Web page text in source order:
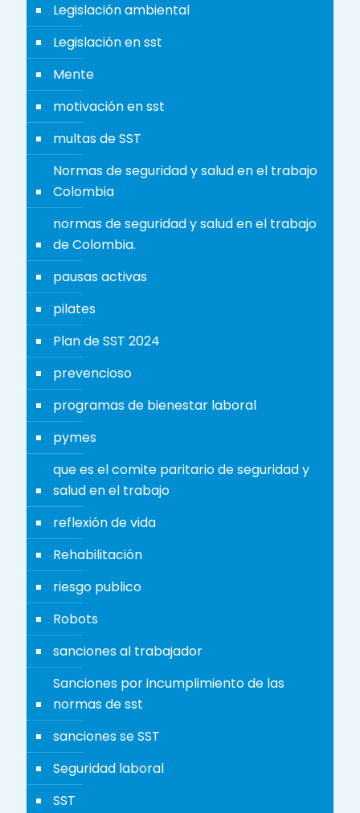
Legislación ambiental
Legislación en sst
Mente
motivación en sst
multas de SST
Normas de seguridad y salud en el trabajo
Colombia
normas de seguridad y salud en el trabajo
de Colombia.
pausas activas
pilates
Plan de SST 2024
prevencioso
programas de bienestar laboral
pymes
que es el comite paritario de seguridad y
salud en el trabajo
reflexión de vida
Rehabilitación
riesgo publico
Robots
sanciones al trabajador
Sanciones por incumplimiento de las
normas de sst
sanciones se SST
Seguridad laboral
SST